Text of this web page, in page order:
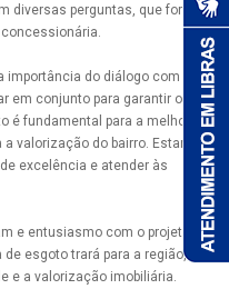
diversas perguntas, que foram
do diálogo com a
em conjunto para garantir o
é fundamental para a melhoria
a valorização do bairro. Estamos
excelência e atender às
e entusiasmo com o projeto e
esgoto trará para a região,
e a valorização imobiliária.